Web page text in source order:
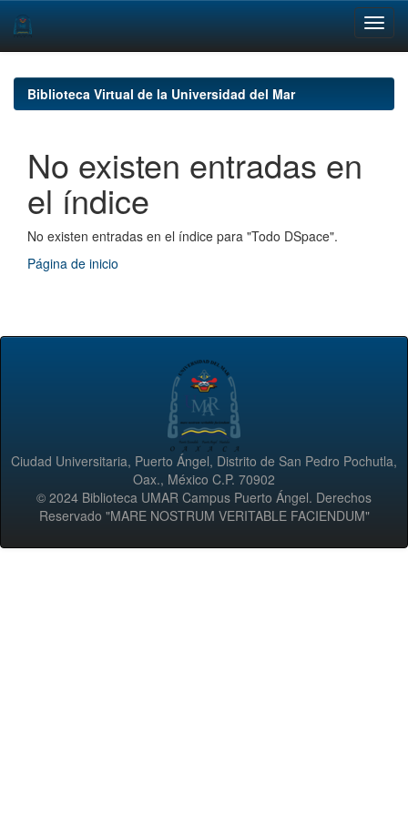
navigationBiblioteca Virtual de la Universidad del Mar
No existen entradas en
el índice
No existen entradas en el índice para "Todo DSpace".
Página de inicio
Ciudad Universitaria, Puerto Ángel, Distrito de San Pedro Pochutla,
Oax., México C.P. 70902
© 2024 Biblioteca UMAR Campus Puerto Ángel. Derechos
Reservado "MARE NOSTRUM VERITABLE FACIENDUM"